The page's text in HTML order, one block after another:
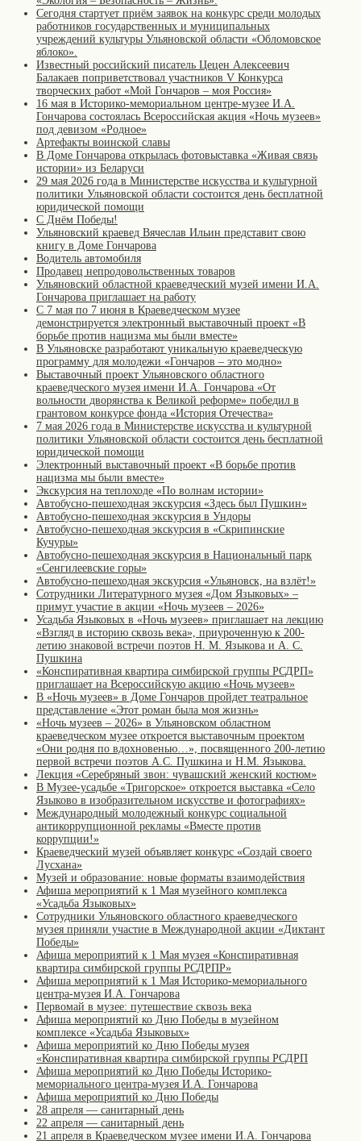
Сегодня стартует приём заявок на конкурс среди молодых
работников государственных и муниципальных
учреждений культуры Ульяновской области «Обломовское
яблоко».
Известный российский писатель Цецен Алексеевич
Балакаев поприветствовал участников V Конкурса
творческих работ «Мой Гончаров – моя Россия»
16 мая в Историко-мемориальном центре-музее И.А.
Гончарова состоялась Всероссийская акция «Ночь музеев»
под девизом «Родное»
Артефакты воинской славы
В Доме Гончарова открылась фотовыставка «Живая связь
истории» из Беларуси
29 мая 2026 года в Министерстве искусства и культурной
политики Ульяновской области состоится день бесплатной
юридической помощи
С Днём Победы!
Ульяновский краевед Вячеслав Ильин представит свою
книгу в Доме Гончарова
Водитель автомобиля
Продавец непродовольственных товаров
Ульяновский областной краеведческий музей имени И.А.
Гончарова приглашает на работу
С 7 мая по 7 июня в Краеведческом музее
демонстрируется электронный выставочный проект «В
борьбе против нацизма мы были вместе»
В Ульяновске разработают уникальную краеведческую
программу для молодежи «Гончаров – это модно»
Выставочный проект Ульяновского областного
краеведческого музея имени И.А. Гончарова «От
вольности дворянства к Великой реформе» победил в
грантовом конкурсе фонда «История Отечества»
7 мая 2026 года в Министерстве искусства и культурной
политики Ульяновской области состоится день бесплатной
юридической помощи
Электронный выставочный проект «В борьбе против
нацизма мы были вместе»
Экскурсия на теплоходе «По волнам истории»
Автобусно-пешеходная экскурсия «Здесь был Пушкин»
Автобусно-пешеходная экскурсия в Ундоры
Автобусно-пешеходная экскурсия в «Скрипинские
Кучуры»
Автобусно-пешеходная экскурсия в Национальный парк
«Сенгилеевские горы»
Автобусно-пешеходная экскурсия «Ульяновск, на взлёт!»
Сотрудники Литературного музея «Дом Языковых» –
примут участие в акции «Ночь музеев – 2026»
Усадьба Языковых в «Ночь музеев» приглашает на лекцию
«Взгляд в историю сквозь века», приуроченную к 200-
летию знаковой встречи поэтов Н. М. Языкова и А. С.
Пушкина
«Конспиративная квартира симбирской группы РСДРП»
приглашает на Всероссийскую акцию «Ночь музеев»
В «Ночь музеев» в Доме Гончаров пройдет театральное
представление «Этот роман была моя жизнь»
«Ночь музеев – 2026» в Ульяновском областном
краеведческом музее откроется выставочным проектом
«Они родня по вдохновенью…», посвященного 200-летию
первой встречи поэтов А.С. Пушкина и Н.М. Языкова.
Лекция «Серебряный звон: чувашский женский костюм»
В Музее-усадьбе «Тригорское» откроется выставка «Село
Языково в изобразительном искусстве и фотографиях»
Международный молодежный конкурс социальной
антикоррупционной рекламы «Вместе против
коррупции!»
Краеведческий музей объявляет конкурс «Создай своего
Лусхана»
Музей и образование: новые форматы взаимодействия
Афиша мероприятий к 1 Мая музейного комплекса
«Усадьба Языковых»
Сотрудники Ульяновского областного краеведческого
музея приняли участие в Международной акции «Диктант
Победы»
Афиша мероприятий к 1 Мая музея «Конспиративная
квартира симбирской группы РСДРПР»
Афиша мероприятий к 1 Мая Историко-мемориального
центра-музея И.А. Гончарова
Первомай в музее: путешествие сквозь века
Афиша мероприятий ко Дню Победы в музейном
комплексе «Усадьба Языковых»
Афиша мероприятий ко Дню Победы музея
«Конспиративная квартира симбирской группы РСДРП
Афиша мероприятий ко Дню Победы Историко-
мемориального центра-музея И.А. Гончарова
Афиша мероприятий ко Дню Победы
28 апреля — санитарный день
22 апреля — санитарный день
21 апреля в Краеведческом музее имени И.А. Гончарова